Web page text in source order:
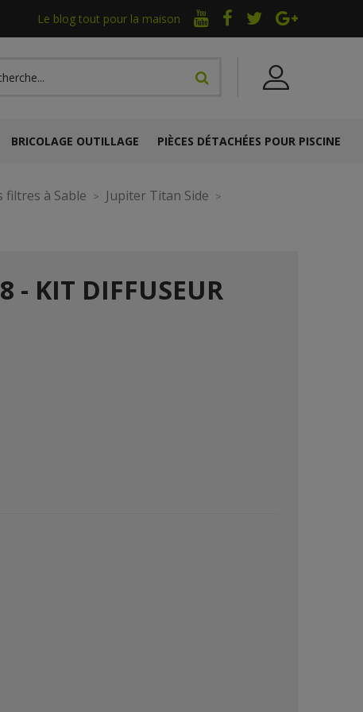
Le blog tout pour la maison
BRICOLAGE OUTILLAGE PIÈCES DÉTACHÉES POUR PISCINE
filtres à Sable
Jupiter Titan Side
- KIT DIFFUSEUR